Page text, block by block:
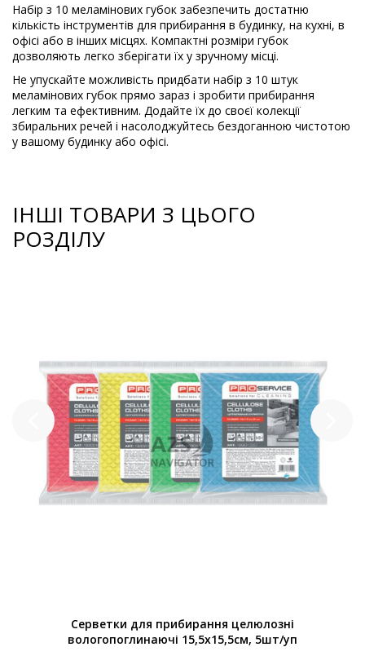
Набір з 10 меламінових губок забезпечить достатню
кількість інструментів для прибирання в будинку, на кухні, в
офісі або в інших місцях. Компактні розміри губок
дозволяють легко зберігати їх у зручному місці.
Не упускайте можливість придбати набір з 10 штук
меламінових губок прямо зараз і зробити прибирання
легким та ефективним. Додайте їх до своєї колекції
збиральних речей і насолоджуйтесь бездоганною чистотою
у вашому будинку або офісі.
ІНШІ ТОВАРИ З ЦЬОГО
РОЗДІЛУ
Серветки для прибирання целюлозні
вологопоглинаючі 15,5х15,5см, 5шт/уп